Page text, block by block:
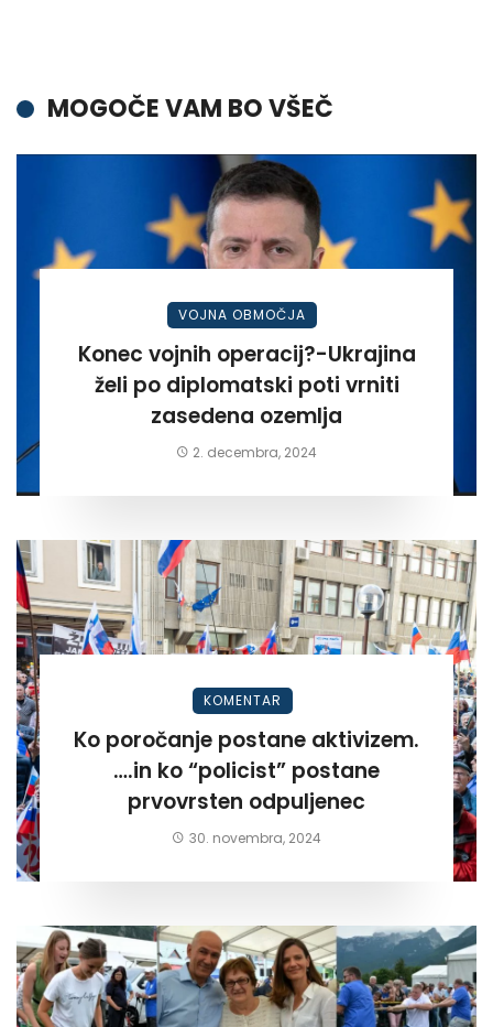
MOGOČE VAM BO VŠEČ
VOJNA OBMOČJA
Konec vojnih operacij?-Ukrajina
želi po diplomatski poti vrniti
zasedena ozemlja
2. decembra, 2024
KOMENTAR
Ko poročanje postane aktivizem.
….in ko “policist” postane
prvovrsten odpuljenec
30. novembra, 2024